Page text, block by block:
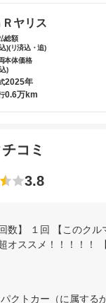
Ｒヤリス
総額
)(リ済込・追)
本体価格
)
2025年
0.6万km
コミ
3.8
数】 １回 【このク
オススメ！！！！！
パクトカー（に属する